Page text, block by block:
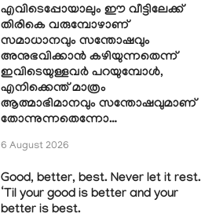
എവിടെപ്പോയാലും ഈ വീട്ടിലേക്ക്
തിരികെ വരുമ്പോഴാണ്
സമാധാനവും സന്തോഷവും
അനുഭവിക്കാൻ കഴിയുന്നതെന്ന്
ഇവിടെയുള്ളവർ പറയുമ്പോൾ,
എനിക്കെന്ത് മാത്രം
ആത്മാഭിമാനവും സന്തോഷവുമാണ്
തോന്നുന്നതെന്നോ…
6 August 2026
Good, better, best. Never let it rest.
‘Til your good is better and your
better is best.